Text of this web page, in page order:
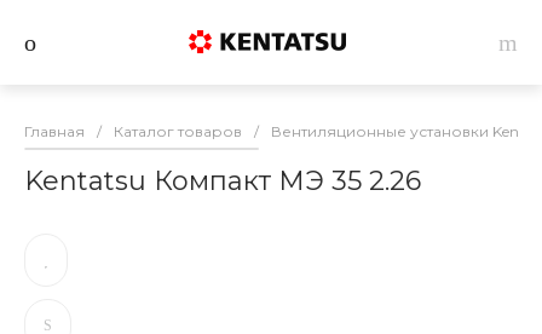
Главная / Каталог товаров / Вентиляционные установки
Kentatsu Компакт МЭ 35 2.26